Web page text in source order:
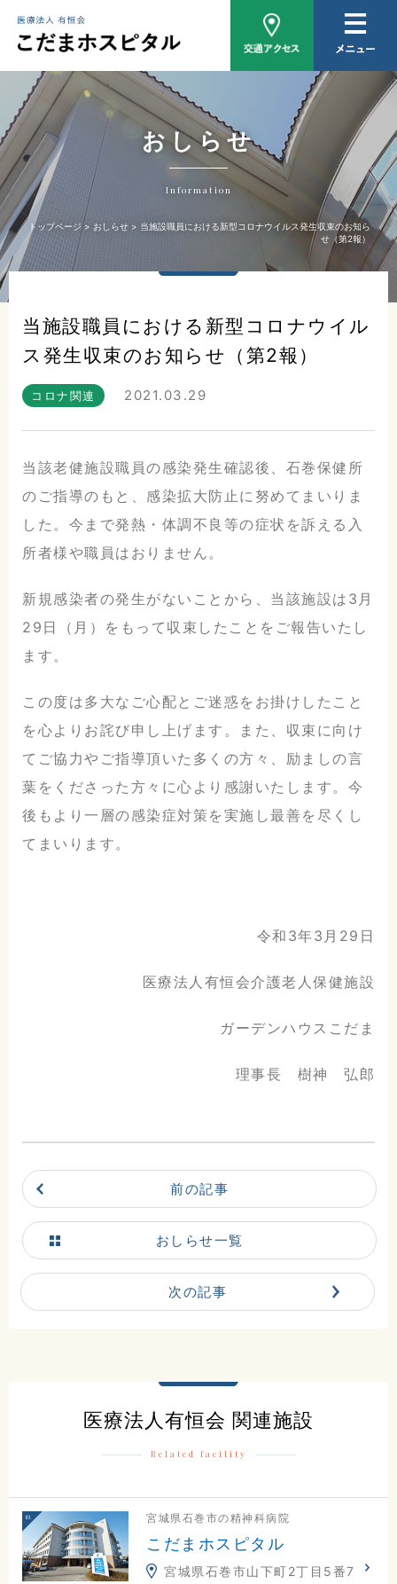
医師紹介
外来について
入院について
家族相談
おしらせ
〒986-0873
7号
0225-22-5431(代)
0225-23-0811
おしらせ
Information
トップページ おしらせ
当施設職員における新型コロナウイルス発生収束のお知ら
せ（第2報）
当施設職員における新型コロナウイル
ス発生収束のお知らせ（第2報）
コロナ関連 2021.03.29
当該老健施設職員の感染発生確認後、石巻保健所
のご指導のもと、感染拡大防止に努めてまいりま
した。今まで発熱・体調不良等の症状を訴える入
所者様や職員はおりません。
新規感染者の発生がないことから、当該施設は3月
29日（月）をもって収束したことをご報告いたし
ます。
この度は多大なご心配とご迷惑をお掛けしたこと
を心よりお詫び申し上げます。また、収束に向け
てご協力やご指導頂いた多くの方々、励ましの言
葉をくださった方々に心より感謝いたします。今
後もより一層の感染症対策を実施し最善を尽くし
てまいります。
令和3年3月29日
医療法人有恒会介護老人保健施設
ガーデンハウスこだま
理事長 樹神 弘郎
前の記事
おしらせ一覧
次の記事
医療法人有恒会 関連施設
Related facility
宮城県石巻市の精神科病院
こだまホスピタル
宮城県石巻市山下町2丁目5番7